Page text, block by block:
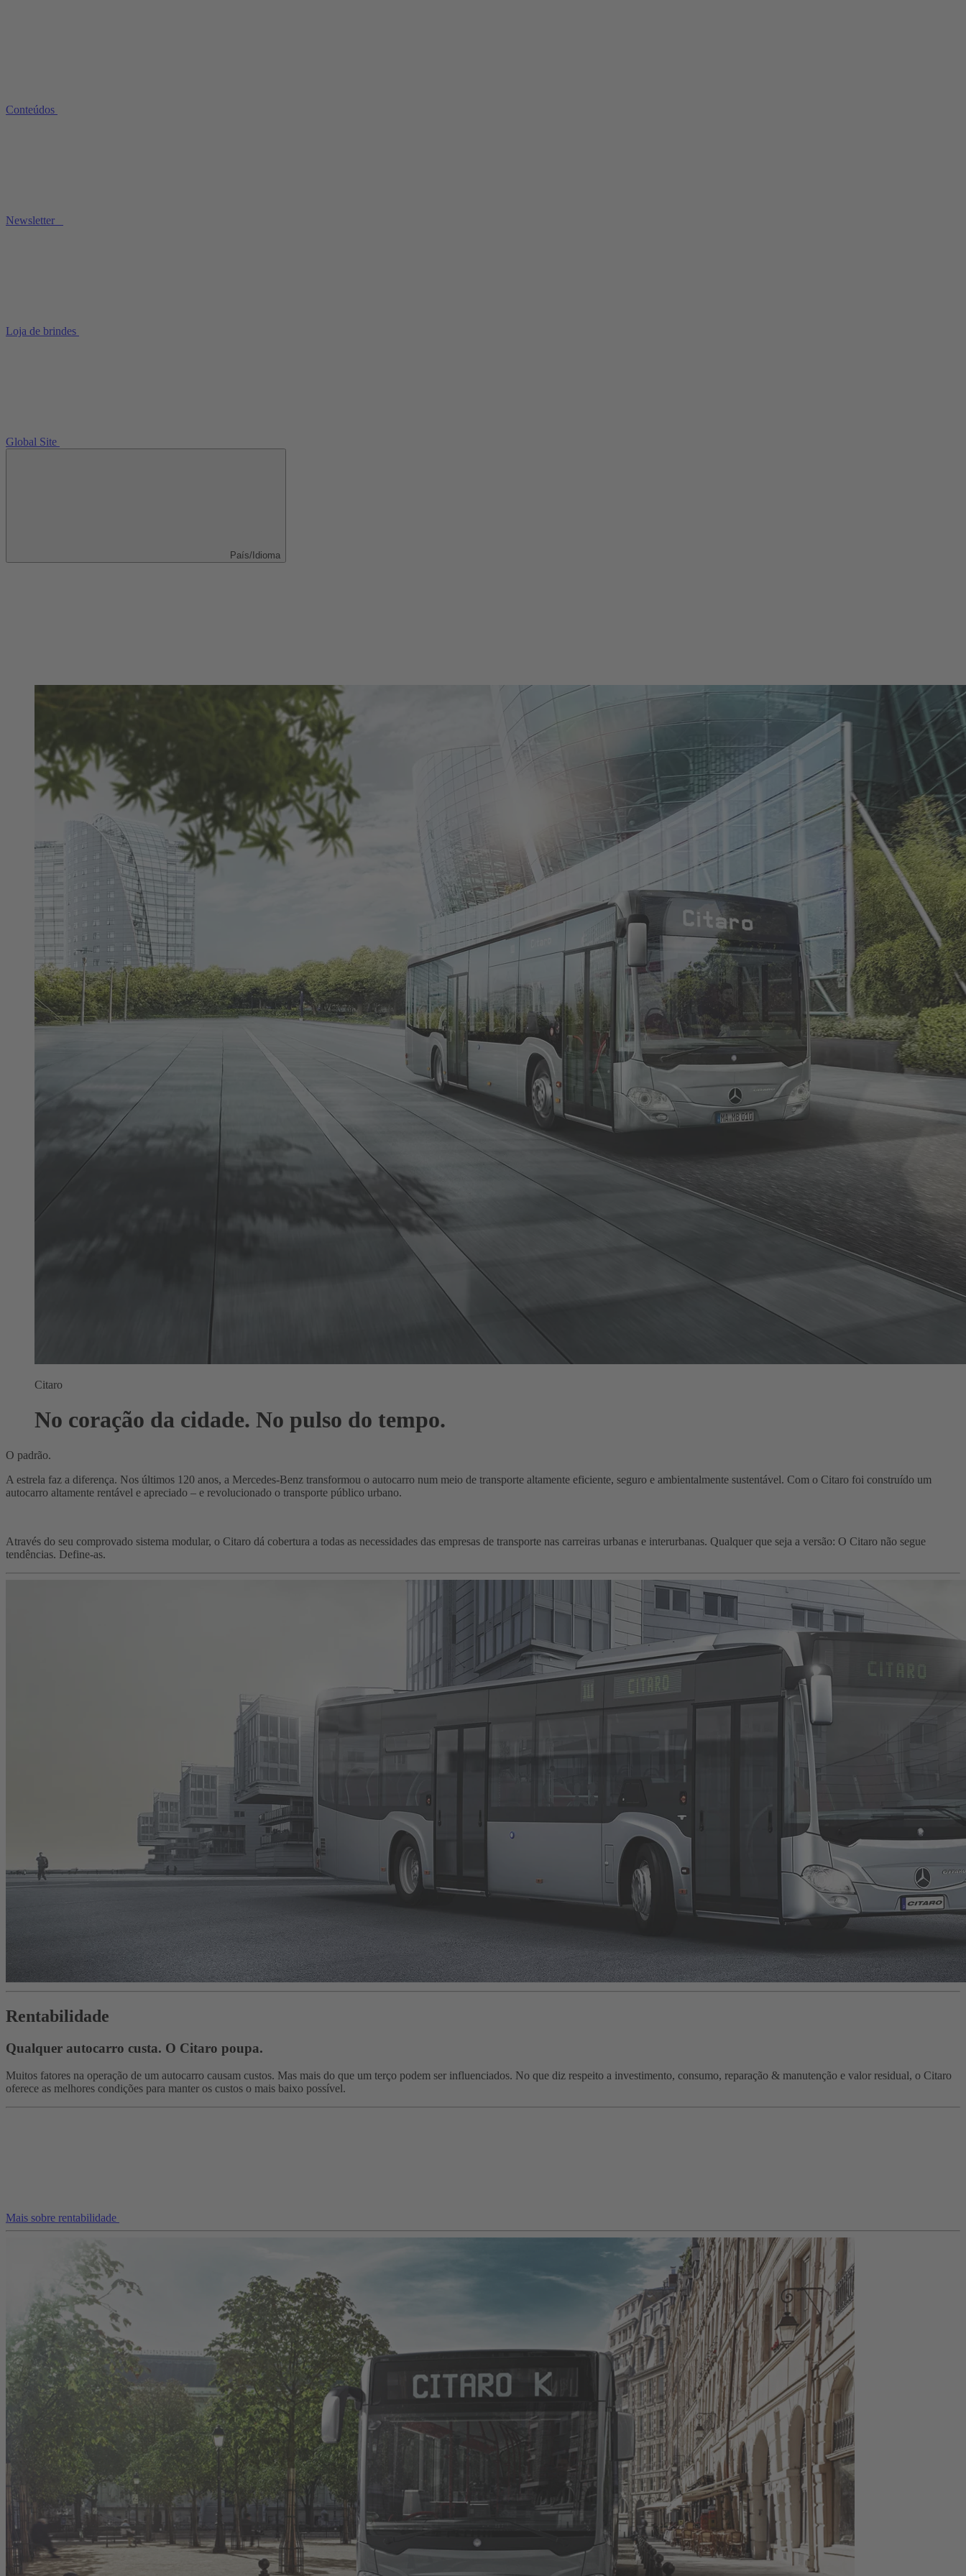
Conteúdos
Newsletter
Loja de brindes
Global Site
País/Idioma
Citaro
No coração da cidade. No pulso do tempo.
O padrão.
A estrela faz a diferença. Nos últimos 120 anos, a Mercedes-Benz transformou o autocarro num meio de transporte altamente eficiente, seguro e ambientalmente sustentável. Com o Citaro foi construído um
autocarro altamente rentável e apreciado – e revolucionado o transporte público urbano.
Através do seu comprovado sistema modular, o Citaro dá cobertura a todas as necessidades das empresas de transporte nas carreiras urbanas e interurbanas. Qualquer que seja a versão: O Citaro não segue
tendências. Define-as.
Rentabilidade
Qualquer autocarro custa. O Citaro poupa.
Muitos fatores na operação de um autocarro causam custos. Mas mais do que um terço podem ser influenciados. No que diz respeito a investimento, consumo, reparação & manutenção e valor residual, o Citaro
oferece as melhores condições para manter os custos o mais baixo possível.
Mais sobre rentabilidade